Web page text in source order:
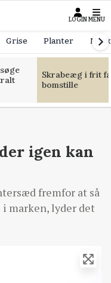
LOGIN MENU
Grise Planter
Skrabeæg i frit
bomstille
igen kan
fremfor at så
i marken, lyder det